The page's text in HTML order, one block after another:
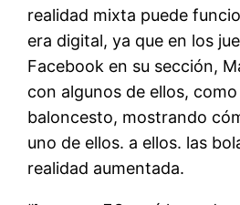
realidad mixta puede
era digital, ya que en los
Facebook en su sección,
con algunos de ellos,
baloncesto, mostrando
uno de ellos. a ellos. las
realidad aumentada.